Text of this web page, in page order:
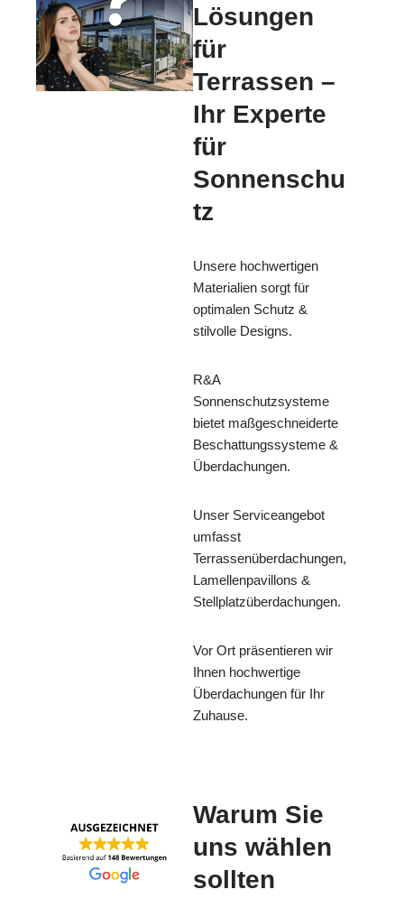
Lösungen
für
Terrassen –
Ihr Experte
für
Sonnenschu
tz
Unsere hochwertigen
Materialien sorgt für
optimalen Schutz &
stilvolle Designs.
R&A
Sonnenschutzsysteme
bietet maßgeschneiderte
Beschattungssysteme &
Überdachungen.
Unser Serviceangebot
umfasst
Terrassenüberdachungen,
Lamellenpavillons &
Stellplatzüberdachungen.
Vor Ort präsentieren wir
Ihnen hochwertige
Überdachungen für Ihr
Zuhause.
Warum Sie
uns wählen
sollten